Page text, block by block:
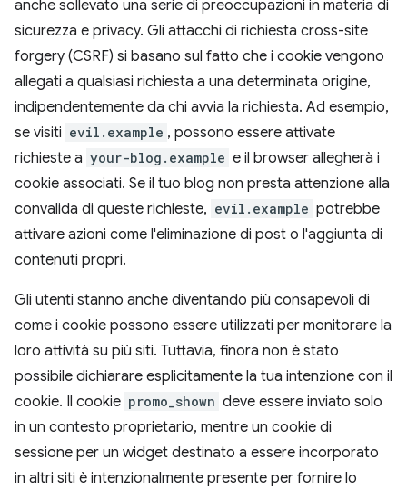
anche sollevato una serie di preoccupazioni in materia di
sicurezza e privacy. Gli attacchi di richiesta cross-site
forgery (CSRF) si basano sul fatto che i cookie vengono
allegati a qualsiasi richiesta a una determinata origine,
indipendentemente da chi avvia la richiesta. Ad esempio,
se visiti evil.example , possono essere attivate
richieste a your-blog.example e il browser allegherà i
cookie associati. Se il tuo blog non presta attenzione alla
convalida di queste richieste, evil.example potrebbe
attivare azioni come l'eliminazione di post o l'aggiunta di
contenuti propri.
Gli utenti stanno anche diventando più consapevoli di
come i cookie possono essere utilizzati per monitorare la
loro attività su più siti. Tuttavia, finora non è stato
possibile dichiarare esplicitamente la tua intenzione con il
cookie. Il cookie promo_shown deve essere inviato solo
in un contesto proprietario, mentre un cookie di
sessione per un widget destinato a essere incorporato
in altri siti è intenzionalmente presente per fornire lo